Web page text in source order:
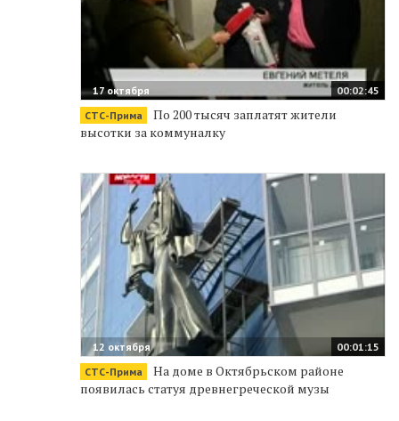
00:02:45
17 октября
СТС-Прима
По 200 тысяч заплатят жители
высотки за коммуналку
00:01:15
12 октября
СТС-Прима
На доме в Октябрьском районе
появилась статуя древнегреческой музы